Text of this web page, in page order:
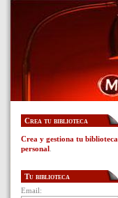
Crea tu biblioteca
Crea y gestiona tu biblioteca
personal
Tu biblioteca
Email: